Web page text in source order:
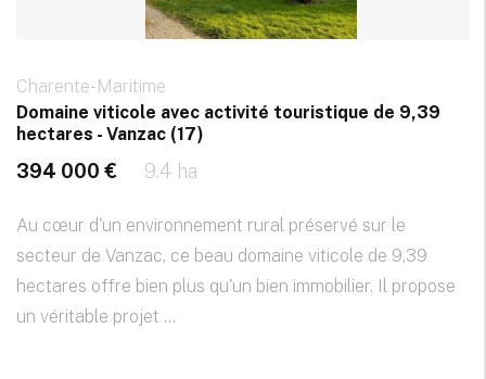
Charente-Maritime
Domaine viticole avec activité touristique de 9,39
hectares - Vanzac (17)
394 000 € 9.4 ha
Au cœur d'un environnement rural préservé sur le
secteur de Vanzac, ce beau domaine viticole de 9,39
hectares offre bien plus qu'un bien immobilier. Il propose
un véritable projet ...